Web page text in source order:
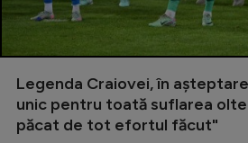
Legenda Craiovei, în
unic pentru toată suflarea
păcat de tot efortul făcut"